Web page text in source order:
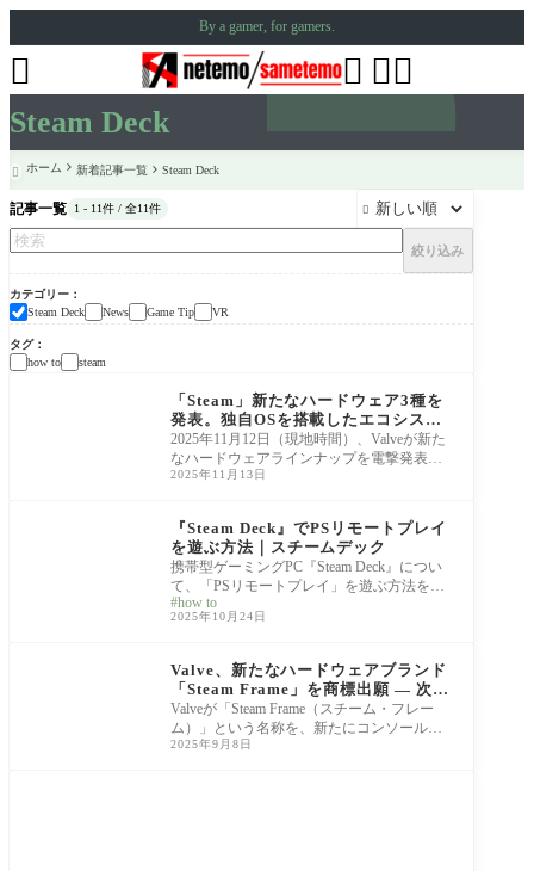
Steam Deck
By a gamer, for gamers.
 

 ホーム 新着記事一覧 Steam Deck
記事一覧 1 - 11件 / 全11件 
絞り込み
カテゴリー
Steam Deck
News Game Tip VR
タグ
how to
steam
「Steam」新たなハードウェア3種を
発表。独自OSを搭載したエコシステ
ムを構築しゲーム市場の席巻を目指
す。
2025年11月12日（現地時間）、Valveが新た
なハードウェアラインナップを電撃発表し
た。新たに登場したのは3つの新製品「Stea
2025年11月13日
『Steam Deck』でPSリモートプレイ
を遊ぶ方法｜スチームデック
携帯型ゲーミングPC『Steam Deck』につい
て、「PSリモートプレイ」を遊ぶ方法を解
説していきます。 ネットワーク接続があれ
ば、いつで
how to
2025年10月24日
Valve、新たなハードウェアブランド
「Steam Frame」を商標出願 — 次世
代ゲーム体験の布石か
Valveが「Steam Frame（スチーム・フレー
ム）」という名称を、新たにコンソールお
よび関連周辺機器のブランドとして米国に
2025年9月8日